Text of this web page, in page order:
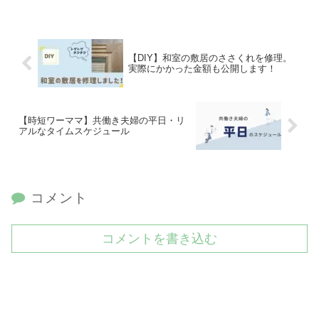
【DIY】和室の敷居のささくれを修理。
実際にかかった金額も公開します！
【時短ワーママ】共働き夫婦の平日・リ
アルなタイムスケジュール
コメント
コメントを書き込む